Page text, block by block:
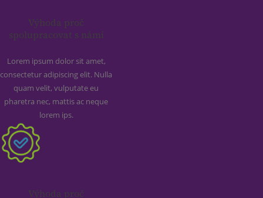
Výhoda proč
spolupracovat s námi
Lorem ipsum dolor sit amet,
consectetur adipiscing elit. Nulla
quam velit, vulputate eu
pharetra nec, mattis ac neque
lorem ips.
Výhoda proč